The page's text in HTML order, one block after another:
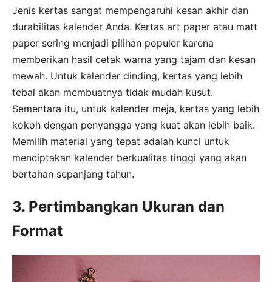
Jenis kertas sangat mempengaruhi kesan akhir dan
durabilitas kalender Anda. Kertas art paper atau matt
paper sering menjadi pilihan populer karena
memberikan hasil cetak warna yang tajam dan kesan
mewah. Untuk kalender dinding, kertas yang lebih
tebal akan membuatnya tidak mudah kusut.
Sementara itu, untuk kalender meja, kertas yang lebih
kokoh dengan penyangga yang kuat akan lebih baik.
Memilih material yang tepat adalah kunci untuk
menciptakan kalender berkualitas tinggi yang akan
bertahan sepanjang tahun.
3. Pertimbangkan Ukuran dan
Format